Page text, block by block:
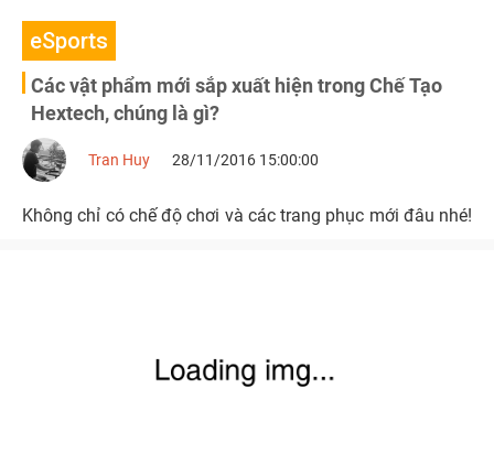
eSports
Các vật phẩm mới sắp xuất hiện trong Chế Tạo
Hextech, chúng là gì?
Tran Huy 28/11/2016 15:00:00
Không chỉ có chế độ chơi và các trang phục mới đâu nhé!